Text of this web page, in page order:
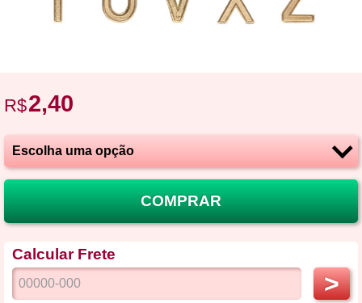
R$2,40
COMPRAR
Calcular Frete
>